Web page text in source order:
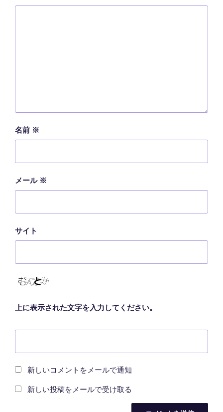
名前 ※
メール ※
サイト
上に表示された文字を入力してください。
新しいコメントをメールで通知
新しい投稿をメールで受け取る